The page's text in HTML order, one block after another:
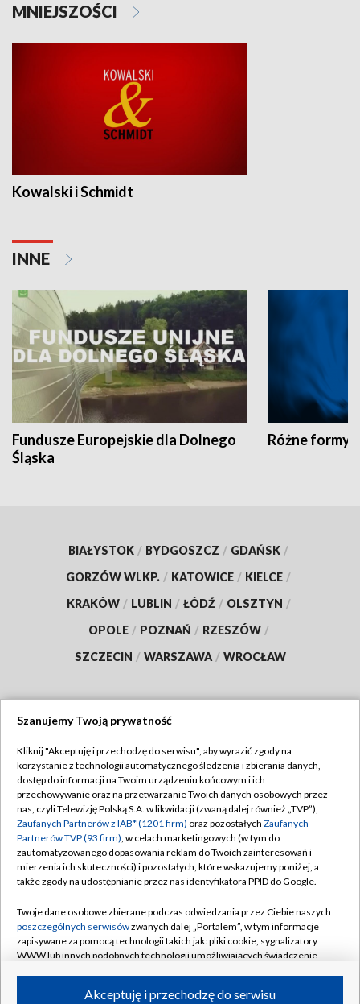
MNIEJSZOŚCI
Kowalski i Schmidt
INNE
Fundusze Europejskie dla Dolnego
Śląska
Różne formy
BIAŁYSTOK / BYDGOSZCZ / GDAŃSK /
GORZÓW WLKP. / KATOWICE / KIELCE /
KRAKÓW / LUBLIN / ŁÓDŹ / OLSZTYN /
OPOLE / POZNAŃ / RZESZÓW /
SZCZECIN / WARSZAWA / WROCŁAW
TVP
Abonament TVP
Emisja w TVP
Centrum informacji TVP
Naziemna Telewizja Cyfrowa
Rada Programowa
System NOS
Informacje o nadawcy
Regulamin TVP
Polityka prywatności
Moje zgody
Pomoc
Kontakt
Kanały
Szanujemy Twoją prywatność
Kliknij "Akceptuję i przechodzę do serwisu", aby wyrazić zgody na
korzystanie z technologii automatycznego śledzenia i zbierania danych,
dostęp do informacji na Twoim urządzeniu końcowym i ich
przechowywanie oraz na przetwarzanie Twoich danych osobowych przez
nas, czyli Telewizję Polską S.A. w likwidacji (zwaną dalej również „TVP”),
Zaufanych Partnerów z IAB* (1201 firm) oraz pozostałych Zaufanych
Partnerów TVP (93 firm), w celach marketingowych (w tym do
zautomatyzowanego dopasowania reklam do Twoich zainteresowań i
mierzenia ich skuteczności) i pozostałych, które wskazujemy poniżej, a
także zgody na udostępnianie przez nas identyfikatora PPID do Google.
Twoje dane osobowe zbierane podczas odwiedzania przez Ciebie naszych
poszczególnych serwisówzwanych dalej „Portalem”, w tym informacje
zapisywane za pomocą technologii takich jak: pliki cookie, sygnalizatory
WWW lub innych podobnych technologii umożliwiających świadczenie
ruchu w Internecie.Akceptuję i przechodzę do serwisu